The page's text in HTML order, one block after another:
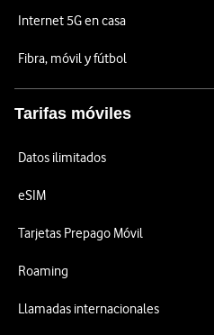
Internet 5G en casa
Fibra, móvil y fútbol
Tarifas móviles
Datos ilimitados
eSIM
Tarjetas Prepago Móvil
Roaming
Llamadas internacionales